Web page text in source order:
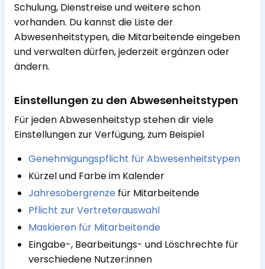
Schulung, Dienstreise und weitere schon
vorhanden. Du kannst die Liste der
Abwesenheitstypen, die Mitarbeitende eingeben
und verwalten dürfen, jederzeit ergänzen oder
ändern.
Einstellungen zu den Abwesenheitstypen
Für jeden Abwesenheitstyp stehen dir viele
Einstellungen zur Verfügung, zum Beispiel
Genehmigungspflicht für Abwesenheitstypen
Kürzel und Farbe im Kalender
Jahresobergrenze für Mitarbeitende
Pflicht zur Vertreterauswahl
Maskieren für Mitarbeitende
Eingabe-, Bearbeitungs- und Löschrechte für
verschiedene Nutzer:innen